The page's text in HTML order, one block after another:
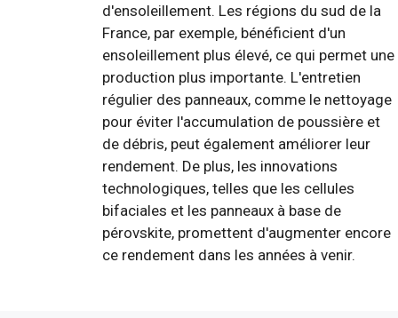
d'ensoleillement. Les régions du sud de la
France, par exemple, bénéficient d'un
ensoleillement plus élevé, ce qui permet une
production plus importante. L'entretien
régulier des panneaux, comme le nettoyage
pour éviter l'accumulation de poussière et
de débris, peut également améliorer leur
rendement. De plus, les innovations
technologiques, telles que les cellules
bifaciales et les panneaux à base de
pérovskite, promettent d'augmenter encore
ce rendement dans les années à venir.